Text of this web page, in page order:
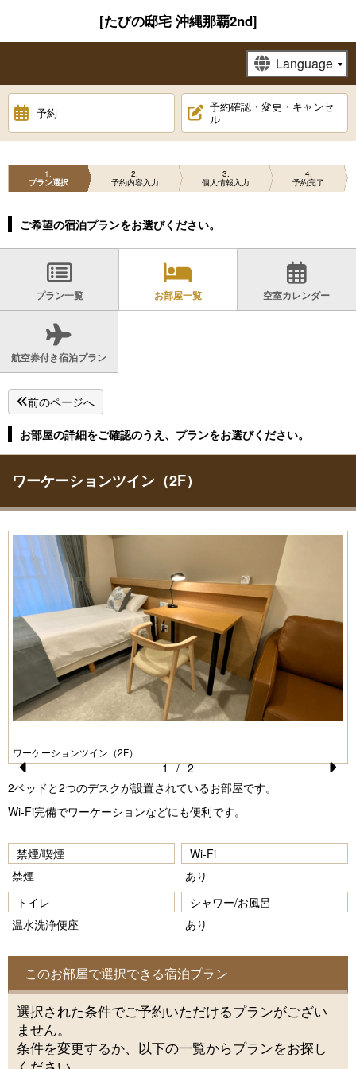
[たびの邸宅 沖縄那覇2nd]
予約
予約確認・変更・キャンセ
ル
1
プラン選択
2
予約内容入力
3
個人情報入力
4
予約完了
ご希望の宿泊プランをお選びください。
プラン一覧 お部屋一覧 空室カレンダー
航空券付き宿泊プラン
前のページへ
お部屋の詳細をご確認のうえ、プランをお選びください。
ワーケーションツイン（2F）
Pr
e
o
u
s
ワーケーションツイン（2F）
1 / 2
2ベッドと2つのデスクが設置されているお部屋です。
Wi-Fi完備でワーケーションなどにも便利です。
禁煙/喫煙
禁煙
Wi-Fi
あり
トイレ
温水洗浄便座
シャワー/お風呂
あり
このお部屋で選択できる宿泊プラン
選択された条件でご予約いただけるプランがござい
ません。
条件を変更するか、以下の一覧からプランをお探し